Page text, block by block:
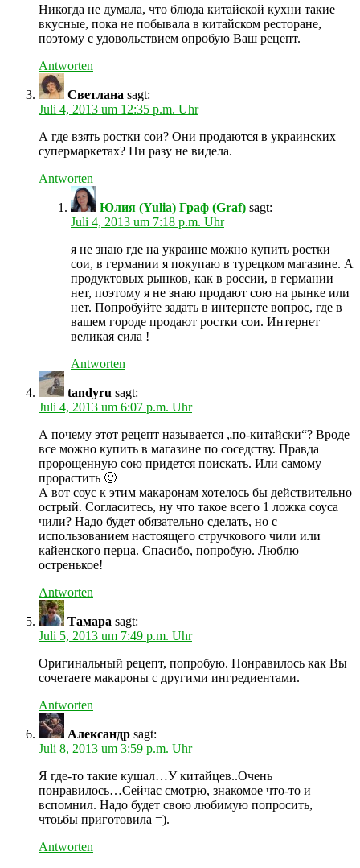
Никогда не думала, что блюда китайской кухни такие
вкусные, пока не побывала в китайском ресторане,
поэтому с удовольствием опробую Ваш рецепт.
Antworten
Светлана sagt:
Juli 4, 2013 um 12:35 p.m. Uhr
А где взять ростки сои? Они продаются в украинских
супермаркетах? Ни разу не видела.
Antworten
Юлия (Yulia) Граф (Graf) sagt:
Juli 4, 2013 um 7:18 p.m. Uhr
я не знаю где на украине можно купить ростки
сои, в германии я покупаю в турецком магазине. А
продуктовых рынков, как в россии, в германии
нет, поэтому я не знаю продают сою на рынке или
нет. Попробуйте задать в интернете вопрос, где в
вашем городе продают ростки сои. Интернет
великая сила !
Antworten
tandyru sagt:
Juli 4, 2013 um 6:07 p.m. Uhr
А почему этот рецепт называется „по-китайски“? Вроде
все можно купить в магазине по соседству. Правда
пророщенную сою придется поискать. Или самому
прорастить 🙂
А вот соус к этим макаронам хотелось бы действительно
острый. Согласитесь, ну что такое всего 1 ложка соуса
чили? Надо будет обязательно сделать, но с
использованием настоящего стручкового чили или
кайенского перца. Спасибо, попробую. Люблю
остренькое!
Antworten
Тамара sagt:
Juli 5, 2013 um 7:49 p.m. Uhr
Оригинальный рецепт, попробую. Понравилось как Вы
сочетаете макароны с другими ингредиентами.
Antworten
Александр sagt:
Juli 8, 2013 um 3:59 p.m. Uhr
Я где-то такие кушал…У китайцев..Очень
понравилось…Сейчас смотрю, знакомое что-то и
вспомнил. Надо будет свою любимую попросить,
чтоьбы приготовила =).
Antworten